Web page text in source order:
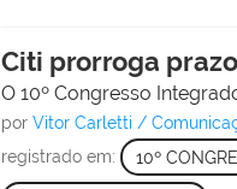
Citi prorroga
O 10º Congresso
porVitor Carletti /
registrado em: 10º